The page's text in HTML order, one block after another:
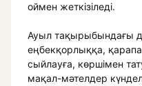
оймен жеткізіледі.
Ауыл тақырыбындағы
еңбекқорлыққа,
сыйлауға, көршімен
мақал-мәтелдер